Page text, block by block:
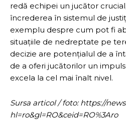
redă echipei un jucător
încrederea în sistemul de
exemplu despre cum pot fi
situațiile de nedreptate pe
decizie are potențialul de a
de a oferi jucătorilor un
excela la cel mai înalt nivel.
Sursa articol / foto: https://
hl=ro&gl=RO&ceid=RO%3Aro